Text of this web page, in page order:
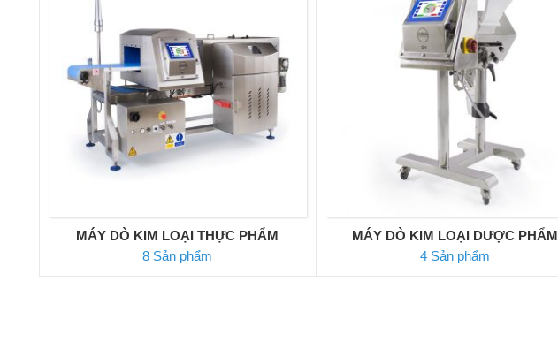
MÁY DÒ KIM LOẠI THỰC PHẨM
8 Sản phẩm
MÁY DÒ KIM LOẠI DƯỢC PHẨM
4 Sản phẩm